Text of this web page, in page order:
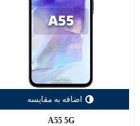
اضافه به مقایسه
A55 5G